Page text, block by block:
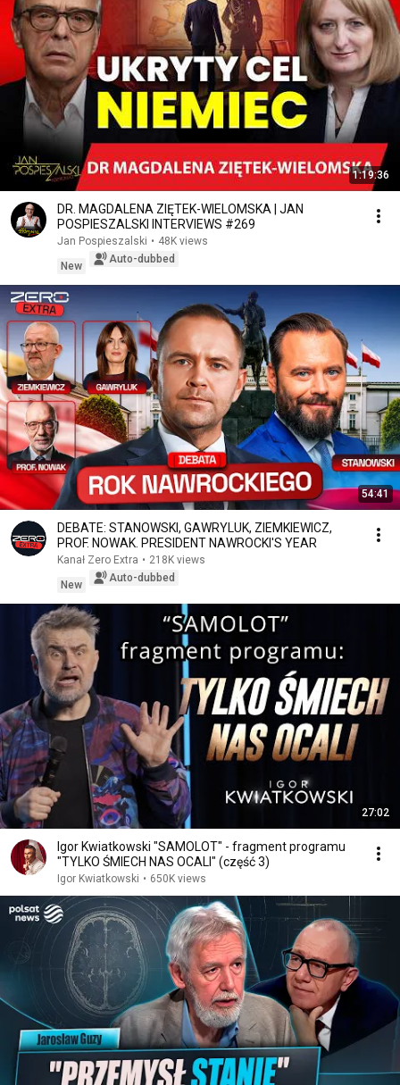
1:19:36
DR. MAGDALENA ZIĘTEK-WIELOMSKA | JAN
POSPIESZALSKI INTERVIEWS #269
Jan Pospieszalski • 48K views
New
Auto-dubbed
54:41
DEBATE: STANOWSKI, GAWRYLUK, ZIEMKIEWICZ,
PROF. NOWAK. PRESIDENT NAWROCKI'S YEAR
Kanał Zero Extra • 218K views
New
Auto-dubbed
27:02
Igor Kwiatkowski "SAMOLOT" - fragment programu
"TYLKO ŚMIECH NAS OCALI" (część 3)
Igor Kwiatkowski • 650K views